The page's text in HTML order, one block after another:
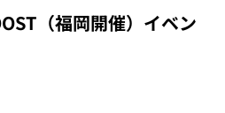
（福岡開催）イベン